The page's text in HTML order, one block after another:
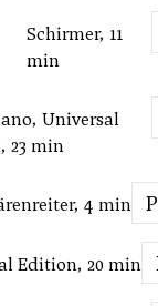
Schirmer, 11
min
Universal
23 min
4 min
Edition, 20 min